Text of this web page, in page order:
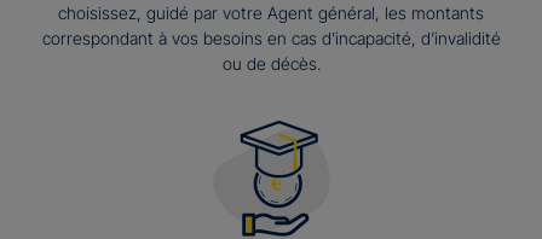
choisissez, guidé par votre Agent général, les montants
correspondant à vos besoins en cas d’incapacité, d’invalidité
ou de décès.